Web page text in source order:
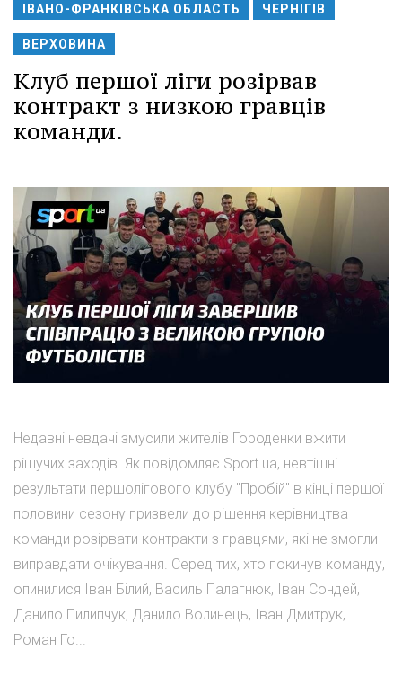
ІВАНО-ФРАНКІВСЬКА ОБЛАСТЬ ЧЕРНІГІВ
ВЕРХОВИНА
Клуб першої ліги розірвав
контракт з низкою гравців
команди.
Недавні невдачі змусили жителів Городенки вжити
рішучих заходів. Як повідомляє Sport.ua, невтішні
результати першолігового клубу "Пробій" в кінці першої
половини сезону призвели до рішення керівництва
команди розірвати контракти з гравцями, які не змогли
виправдати очікування. Серед тих, хто покинув команду,
опинилися Іван Білий, Василь Палагнюк, Іван Сондей,
Данило Пилипчук, Данило Волинець, Іван Дмитрук,
Роман Го...